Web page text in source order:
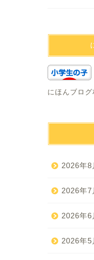
にほんブログ
2026年8
2026年7
2026年6
2026年5